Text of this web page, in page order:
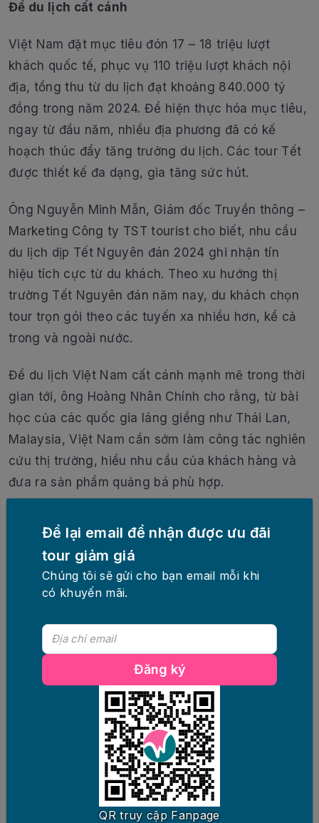
Để du lịch cất cánh
Việt Nam đặt mục tiêu đón 17 – 18 triệu lượt
khách quốc tế, phục vụ 110 triệu lượt khách nội
địa, tổng thu từ du lịch đạt khoảng 840.000 tỷ
đồng trong năm 2024. Để hiện thực hóa mục tiêu,
ngay từ đầu năm, nhiều địa phương đã có kế
hoạch thúc đẩy tăng trưởng du lịch. Các tour Tết
được thiết kế đa dạng, gia tăng sức hút.
Ông Nguyễn Minh Mẫn, Giám đốc Truyền thông –
Marketing Công ty TST tourist cho biết, nhu cầu
du lịch dịp Tết Nguyên đán 2024 ghi nhận tín
hiệu tích cực từ du khách. Theo xu hướng thị
trường Tết Nguyên đán năm nay, du khách chọn
tour trọn gói theo các tuyến xa nhiều hơn, kể cả
trong và ngoài nước.
Để du lịch Việt Nam cất cánh mạnh mẽ trong thời
gian tới, ông Hoàng Nhân Chính cho rằng, từ bài
học của các quốc gia láng giềng như Thái Lan,
Malaysia, Việt Nam cần sớm làm công tác nghiên
cứu thị trường, hiểu nhu cầu của khách hàng và
đưa ra sản phẩm quảng bá phù hợp.
cũng kiến nghị nội dung trên, để đánh giá chính
xác sự phục hồi của ngành du lịch, phân tích xu
hướng du lịch, chuẩn bị sản phẩm du lịch cho
tăng sức hút và phát triển du lịch trở nên bền
vững. Các sản phẩm du lịch cũng cần chú trọng
đến nâng cao giá trị văn hóa bản địa, tạo nét
riêng trong thu hút khách.
Còn theo ông Lê Công Năng, đi cùng với gia tăng
về số lượng du khách quốc tế đến Việt Nam, cần
đẩy mạnh tăng mức chi trả của khách quốc tế
đến Việt Nam, tăng hiệu quả kinh doanh cho
doanh nghiệp lữ hành.
Để lại email để nhận được ưu đãi
tour giảm giá
Chúng tôi sẽ gửi cho bạn email mỗi khi
có khuyến mãi.
Đăng ký
QR truy cập Fanpage